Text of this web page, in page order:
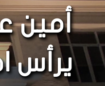
أمين
يرأس